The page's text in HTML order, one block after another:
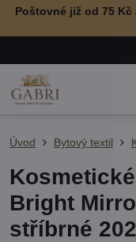
Poštovné již od 75 Kč
Úvod Bytový textil
Bright
stříbrné